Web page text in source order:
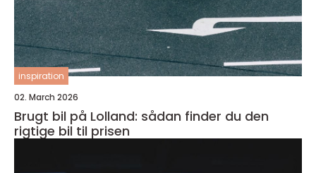
inspiration
02. March 2026
Brugt bil på Lolland: sådan finder du den
rigtige bil til prisen